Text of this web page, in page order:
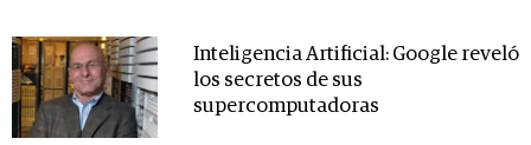
Inteligencia Artificial: Google reveló
los secretos de sus
supercomputadoras